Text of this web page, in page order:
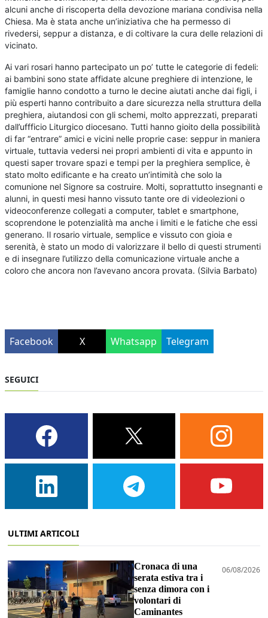
alcuni anche di riscoperta della devozione mariana condivisa nella
Chiesa. Ma è stata anche un’iniziativa che ha permesso di
rivedersi, seppur a distanza, e di coltivare la cura delle relazioni di
vicinato.
Ai vari rosari hanno partecipato un po’ tutte le categorie di fedeli:
ai bambini sono state affidate alcune preghiere di intenzione, le
famiglie hanno condotto a turno le decine aiutati anche dai figli, i
più esperti hanno contribuito a dare sicurezza nella struttura della
preghiera, aiutandosi con gli schemi, molto apprezzati, preparati
dall’uffficio Liturgico diocesano. Tutti hanno gioito della possibilità
di far “entrare” amici e vicini nelle proprie case: seppur in maniera
virtuale, tuttavia vedersi nei propri ambienti di vita e appunto in
questi saper trovare spazi e tempi per la preghiera semplice, è
stato molto edificante e ha creato un’intimità che solo la
comunione nel Signore sa costruire. Molti, soprattutto insegnanti e
alunni, in questi mesi hanno vissuto tante ore di videolezioni o
videoconferenze collegati a computer, tablet e smartphone,
scoprendone le potenzialità ma anche i limiti e le fatiche che essi
generano. Il rosario virtuale, semplice e vissuto con gioia e
serenità, è stato un modo di valorizzare il bello di questi strumenti
e di insegnare l’utilizzo della comunicazione virtuale anche a
coloro che ancora non l’avevano ancora provata. (Silvia Barbato)
Facebook X Whatsapp Telegram
SEGUICI
ULTIMI ARTICOLI
Cronaca di una
serata estiva tra i
senza dimora con i
volontari di
Caminantes
06/08/2026